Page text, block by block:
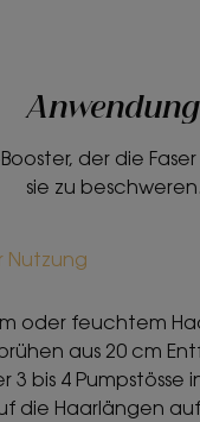
Anwendung
der die
sie zu beschweren.
Nutzung
oder feuchtem
aus 20 cm
3 bis 4 Pumpstösse
die Haarlängen